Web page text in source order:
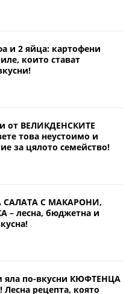
и 2 яйца: картофени
които стават
от ВЕЛИКДЕНСКИТЕ
това неустоимо и
за цялото семейство!
САЛАТА С МАКАРОНИ,
лесна, бюджетна и
яла по-вкусни КЮФТЕНЦА
рецепта, която